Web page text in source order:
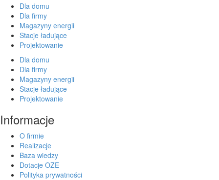
Dla domu
Dla firmy
Magazyny energii
Stacje ładujące
Projektowanie
Dla domu
Dla firmy
Magazyny energii
Stacje ładujące
Projektowanie
Informacje
O firmie
Realizacje
Baza wiedzy
Dotacje OZE
Polityka prywatności